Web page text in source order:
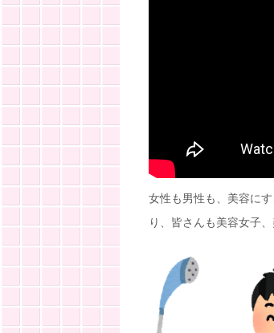
女性も男性も、美容に
り、皆さんも美容女子